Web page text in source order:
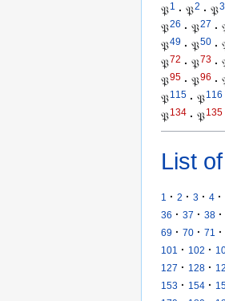
𝔓1 · 𝔓2 · 𝔓3
𝔓26 · 𝔓27 ·
𝔓49 · 𝔓50 ·
𝔓72 · 𝔓73 ·
𝔓95 · 𝔓96 ·
𝔓115 · 𝔓116
𝔓134 · 𝔓135
List
1 · 2 · 3 · 4 ·
36 · 37 · 38 ·
69 · 70 · 71 ·
101
· 102 ·
127 · 128 ·
153 · 154 ·